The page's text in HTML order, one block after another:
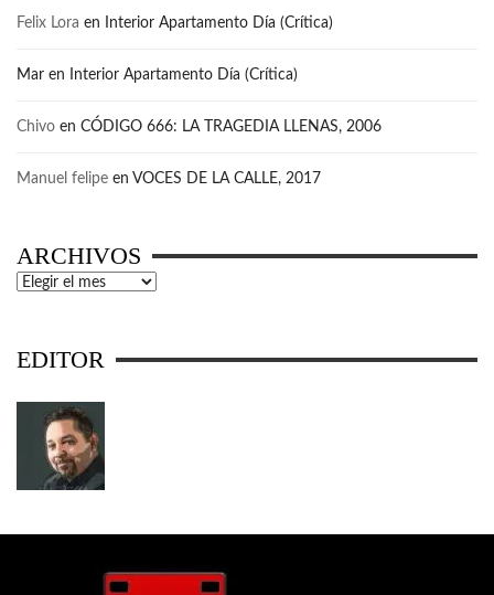
Felix Lora en Interior Apartamento Día (Crítica)
Mar en Interior Apartamento Día (Crítica)
Chivo en CÓDIGO 666: LA TRAGEDIA LLENAS, 2006
Manuel felipe en VOCES DE LA CALLE, 2017
ARCHIVOS
Archivos
EDITOR